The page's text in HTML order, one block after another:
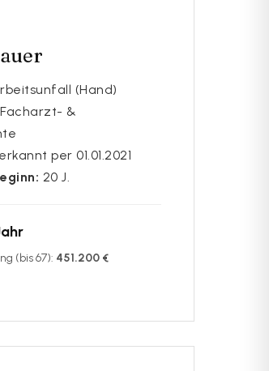
(Hand)
Facharzt- &
per 01.01.2021
20 J.
(bis 67): 451.200 €